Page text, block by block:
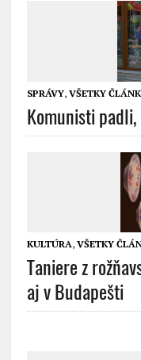
SPRÁVY, VŠETKY
Komunisti
KULTÚRA, VŠETKY
Taniere z
aj v Budapešti